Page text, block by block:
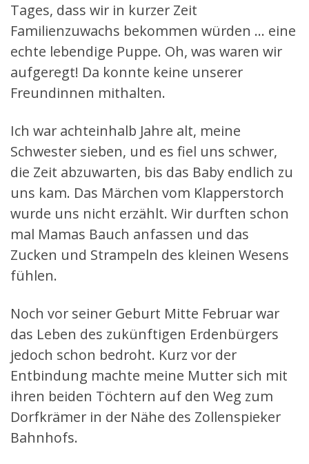
Tages, dass wir in kurzer Zeit
Familienzuwachs bekommen würden … eine
echte lebendige Puppe. Oh, was waren wir
aufgeregt! Da konnte keine unserer
Freundinnen mithalten.
Ich war achteinhalb Jahre alt, meine
Schwester sieben, und es fiel uns schwer,
die Zeit abzuwarten, bis das Baby endlich zu
uns kam. Das Märchen vom Klapperstorch
wurde uns nicht erzählt. Wir durften schon
mal Mamas Bauch anfassen und das
Zucken und Strampeln des kleinen Wesens
fühlen.
Noch vor seiner Geburt Mitte Februar war
das Leben des zukünftigen Erdenbürgers
jedoch schon bedroht. Kurz vor der
Entbindung machte meine Mutter sich mit
ihren beiden Töchtern auf den Weg zum
Dorfkrämer in der Nähe des Zollenspieker
Bahnhofs.